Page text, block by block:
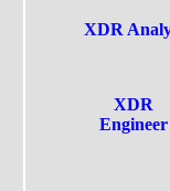
XDR
XDR
Engineer